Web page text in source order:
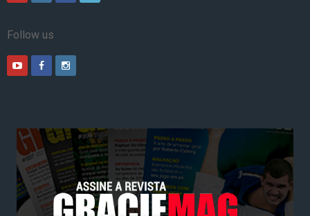
Follow us